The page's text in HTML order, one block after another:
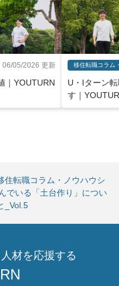
06/05/2026 更新
｜YOUTURN
移住転職コラム
U・Iターン
す｜
住転職コラム・ノウハウシ
でいる「土台作り」につい
_Vol.5
材を応援する